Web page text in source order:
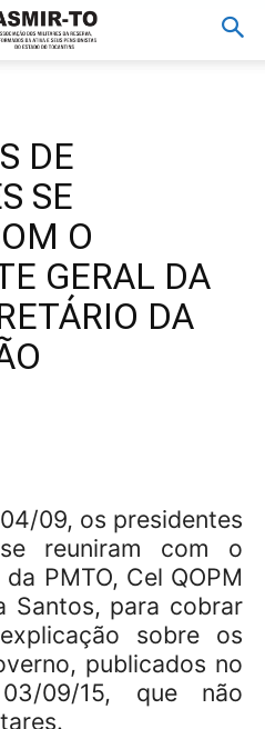
DE
SE
O
GERAL DA
DA
09, os presidentes
reuniram com o
PMTO, Cel QOPM
Santos, para cobrar
sobre os
publicados no
09/15, que não